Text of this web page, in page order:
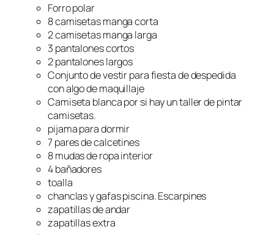
Forro polar
8 camisetas manga corta
2 camisetas manga larga
3 pantalones cortos
2 pantalones largos
Conjunto de vestir para fiesta de despedida
con algo de maquillaje
Camiseta blanca por si hay un taller de pintar
camisetas.
pijama para dormir
7 pares de calcetines
8 mudas de ropa interior
4 bañadores
toalla
chanclas y gafas piscina. Escarpines
zapatillas de andar
zapatillas extra